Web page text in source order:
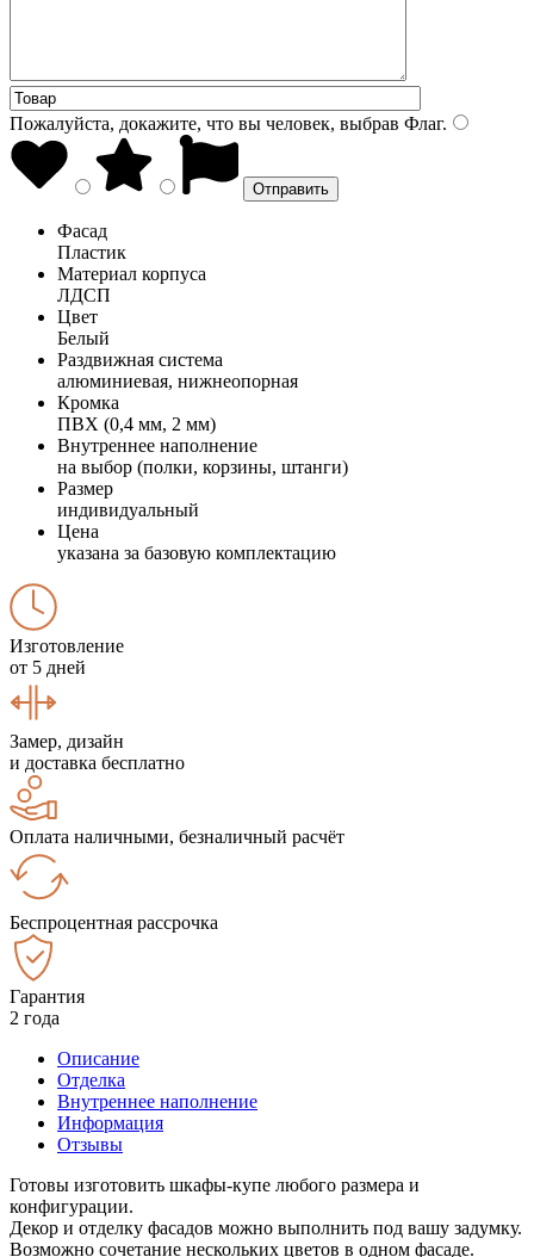
Пожалуйста, докажите, что вы человек, выбрав Флаг.
Фасад
Пластик
Материал корпуса
ЛДСП
Цвет
Белый
Раздвижная система
алюминиевая, нижнеопорная
Кромка
ПВХ (0,4 мм, 2 мм)
Внутреннее наполнение
на выбор (полки, корзины, штанги)
Размер
индивидуальный
Цена
указана за базовую комплектацию
Изготовление
от 5 дней
Замер, дизайн
и доставка бесплатно
Оплата наличными, безналичный расчёт
Беспроцентная рассрочка
Гарантия
2 года
Описание
Отделка
Внутреннее наполнение
Информация
Отзывы
Готовы изготовить шкафы-купе любого размера и
конфигурации.
Декор и отделку фасадов можно выполнить под вашу задумку.
Возможно сочетание нескольких цветов в одном фасаде.